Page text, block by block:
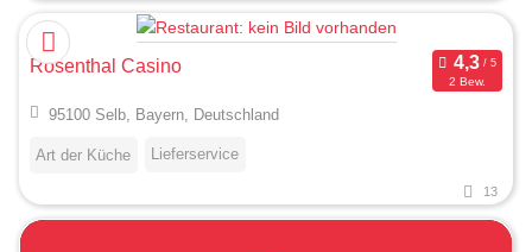
Rosenthal Casino
2 Bew.
95100 Selb, Bayern, Deutschland
Art der Küche Lieferservice
13